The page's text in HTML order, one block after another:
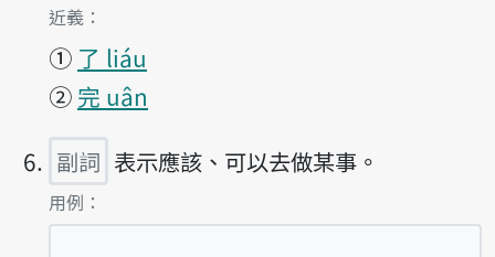
第5項釋義的
近義：
① 了 liáu
② 完 uân
副詞 表示應該、可以去做某事。
第6項釋義的
用例：